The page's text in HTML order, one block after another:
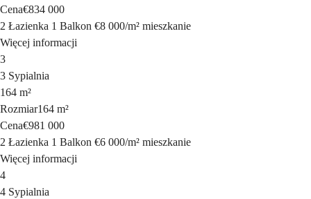
Cena€834 000
2 Łazienka 1 Balkon €8 000/m² mieszkanie
Więcej informacji
3
3 Sypialnia
164 m²
Rozmiar164 m²
Cena€981 000
2 Łazienka 1 Balkon €6 000/m² mieszkanie
Więcej informacji
4
4 Sypialnia